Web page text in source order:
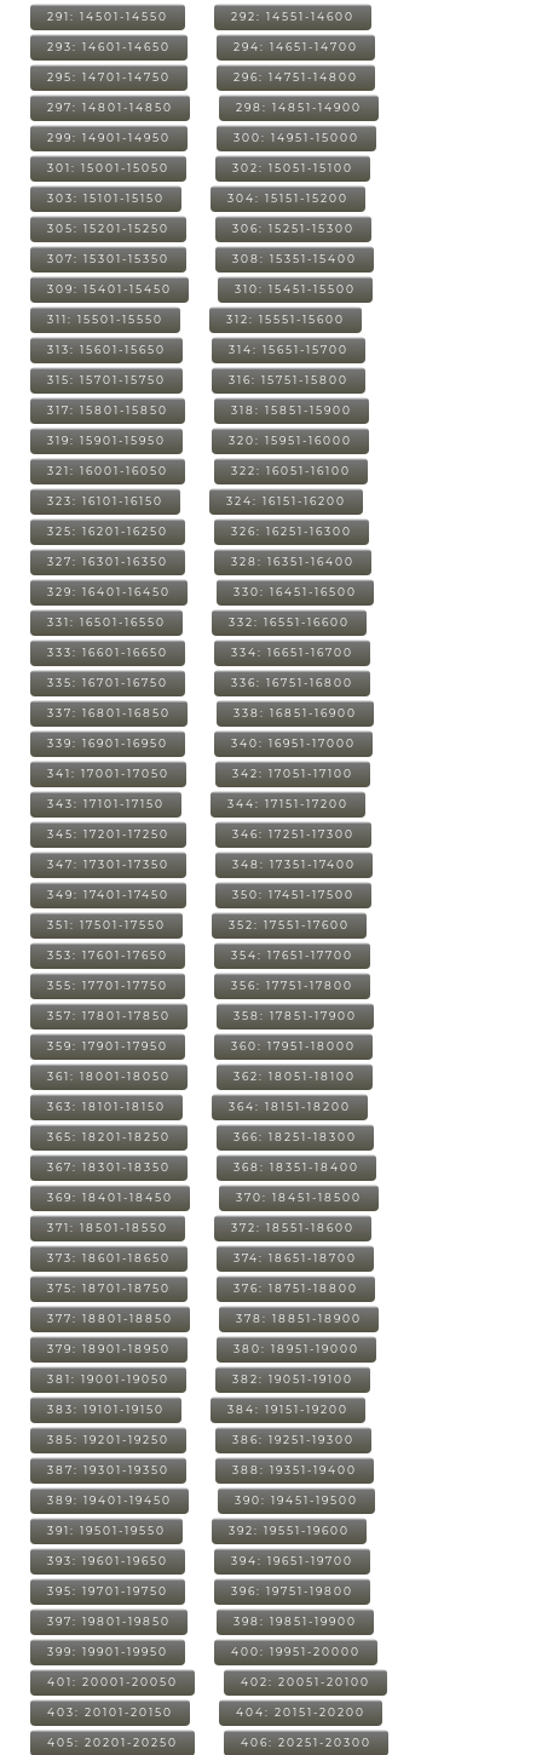
291: 14501-14550 292: 14551-14600
293: 14601-14650 294: 14651-14700
295: 14701-14750 296: 14751-14800
297: 14801-14850 298: 14851-14900
299: 14901-14950 300: 14951-15000
301: 15001-15050 302: 15051-15100
303: 15101-15150 304: 15151-15200
305: 15201-15250 306: 15251-15300
307: 15301-15350 308: 15351-15400
309: 15401-15450 310: 15451-15500
311: 15501-15550 312: 15551-15600
313: 15601-15650 314: 15651-15700
315: 15701-15750 316: 15751-15800
317: 15801-15850 318: 15851-15900
319: 15901-15950 320: 15951-16000
321: 16001-16050 322: 16051-16100
323: 16101-16150 324: 16151-16200
325: 16201-16250 326: 16251-16300
327: 16301-16350 328: 16351-16400
329: 16401-16450 330: 16451-16500
331: 16501-16550 332: 16551-16600
333: 16601-16650 334: 16651-16700
335: 16701-16750 336: 16751-16800
337: 16801-16850 338: 16851-16900
339: 16901-16950 340: 16951-17000
341: 17001-17050 342: 17051-17100
343: 17101-17150 344: 17151-17200
345: 17201-17250 346: 17251-17300
347: 17301-17350 348: 17351-17400
349: 17401-17450 350: 17451-17500
351: 17501-17550 352: 17551-17600
353: 17601-17650 354: 17651-17700
355: 17701-17750 356: 17751-17800
357: 17801-17850 358: 17851-17900
359: 17901-17950 360: 17951-18000
361: 18001-18050 362: 18051-18100
363: 18101-18150 364: 18151-18200
365: 18201-18250 366: 18251-18300
367: 18301-18350 368: 18351-18400
369: 18401-18450 370: 18451-18500
371: 18501-18550 372: 18551-18600
373: 18601-18650 374: 18651-18700
375: 18701-18750 376: 18751-18800
377: 18801-18850 378: 18851-18900
379: 18901-18950 380: 18951-19000
381: 19001-19050 382: 19051-19100
383: 19101-19150 384: 19151-19200
385: 19201-19250 386: 19251-19300
387: 19301-19350 388: 19351-19400
389: 19401-19450 390: 19451-19500
391: 19501-19550 392: 19551-19600
393: 19601-19650 394: 19651-19700
395: 19701-19750 396: 19751-19800
397: 19801-19850 398: 19851-19900
399: 19901-19950 400: 19951-20000
401: 20001-20050 402: 20051-20100
403: 20101-20150 404: 20151-20200
405: 20201-20250 406: 20251-20300